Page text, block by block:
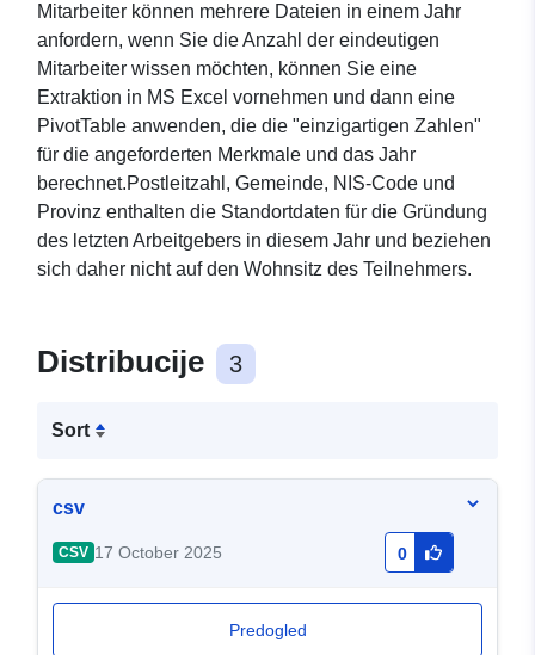
Mitarbeiter können mehrere Dateien in einem Jahr
anfordern, wenn Sie die Anzahl der eindeutigen
Mitarbeiter wissen möchten, können Sie eine
Extraktion in MS Excel vornehmen und dann eine
PivotTable anwenden, die die "einzigartigen Zahlen"
für die angeforderten Merkmale und das Jahr
berechnet.Postleitzahl, Gemeinde, NIS-Code und
Provinz enthalten die Standortdaten für die Gründung
des letzten Arbeitgebers in diesem Jahr und beziehen
sich daher nicht auf den Wohnsitz des Teilnehmers.
Distribucije 3
Sort
csv
CSV 17 October 2025 0
Predogled